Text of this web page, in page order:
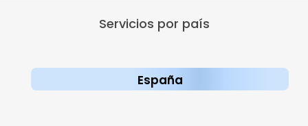
Servicios por país
España